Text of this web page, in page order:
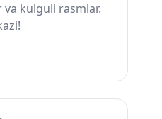
kulguli rasmlar.